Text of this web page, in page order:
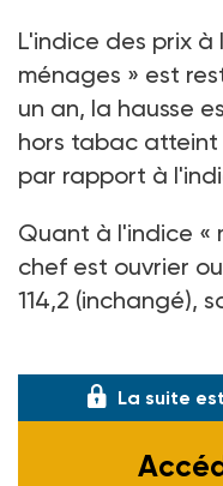
L'indice des prix à
ménages » est
un an, la hausse
hors tabac atteint
par rapport à
Quant à l'indice «
chef est ouvrier
114,2 (inchangé),
La suite